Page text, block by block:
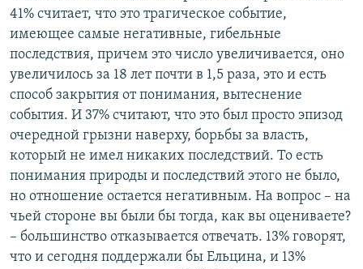
41% считает, что это трагическое событие,
имеющее самые негативные, гибельные
последствия, причем это число увеличивается, оно
увеличилось за 18 лет почти в 1,5 раза, это и есть
способ закрытия от понимания, вытеснение
события. И 37% считают, что это был просто эпизод
очередной грызни наверху, борьбы за власть,
который не имел никаких последствий. То есть
понимания природы и последствий этого не было,
но отношение остается негативным. На вопрос – на
чьей стороне вы были бы тогда, как вы оцениваете?
– большинство отказывается отвечать. 13% говорят,
что и сегодня поддержали бы Ельцина, и 13%